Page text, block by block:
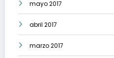
mayo 2017
abril 2017
marzo 2017